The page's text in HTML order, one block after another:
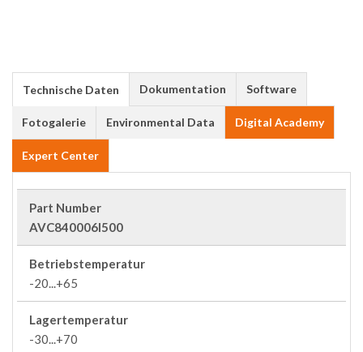
Technische Daten Dokumentation Software
Fotogalerie Environmental Data Digital Academy
Expert Center
Part Number
AVC840006I500
Betriebstemperatur
-20...+65
Lagertemperatur
-30...+70